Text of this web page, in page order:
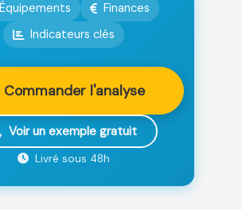
Équipements
Finances
Indicateurs clés
Commander l'analyse
Voir un exemple gratuit
Livré sous 48h